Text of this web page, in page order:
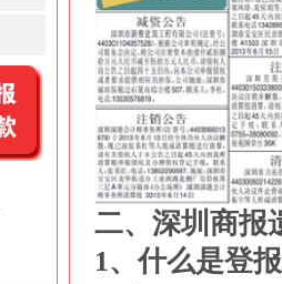
二、深圳商报
1、什么是登报